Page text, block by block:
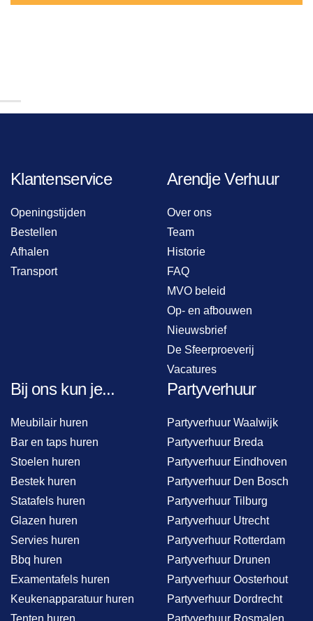
Klantenservice
Openingstijden
Bestellen
Afhalen
Transport
Arendje Verhuur
Over ons
Team
Historie
FAQ
MVO beleid
Op- en afbouwen
Nieuwsbrief
De Sfeerproeverij
Vacatures
Bij ons kun je...
Meubilair huren
Bar en taps huren
Stoelen huren
Bestek huren
Statafels huren
Glazen huren
Servies huren
Bbq huren
Examentafels huren
Keukenapparatuur huren
Partyverhuur
Partyverhuur Waalwijk
Partyverhuur Breda
Partyverhuur Eindhoven
Partyverhuur Den Bosch
Partyverhuur Tilburg
Partyverhuur Utrecht
Partyverhuur Rotterdam
Partyverhuur Drunen
Partyverhuur Oosterhout
Partyverhuur Dordrecht